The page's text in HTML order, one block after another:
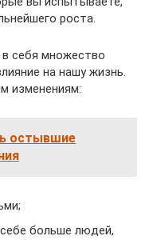
роста.
себя множество
на нашу жизнь.
изменениям:
остывшие
больше людей,